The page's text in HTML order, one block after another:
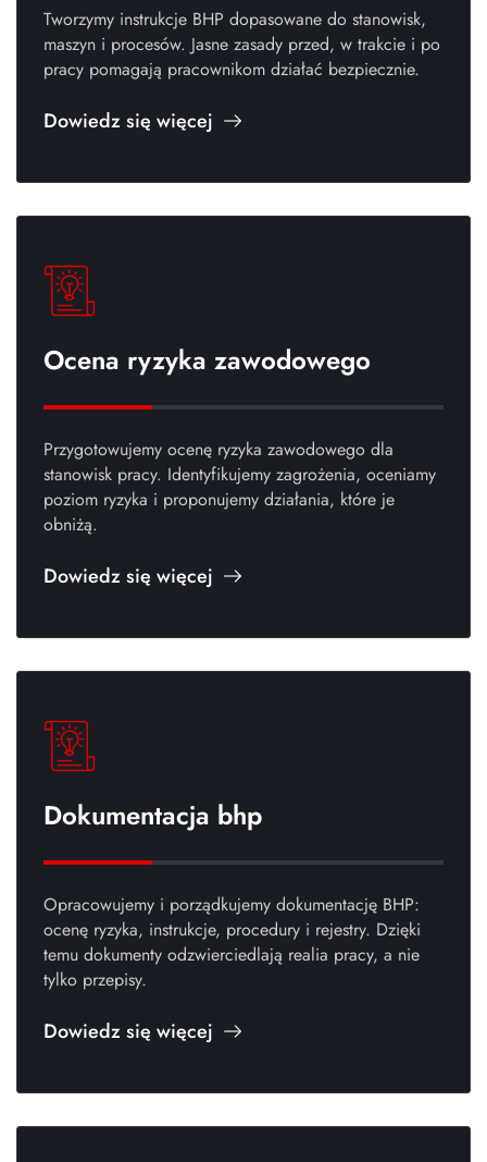
Tworzymy instrukcje BHP dopasowane do stanowisk,
maszyn i procesów. Jasne zasady przed, w trakcie i po
pracy pomagają pracownikom działać bezpiecznie.
Dowiedz się więcej
Ocena ryzyka zawodowego
Przygotowujemy ocenę ryzyka zawodowego dla
stanowisk pracy. Identyfikujemy zagrożenia, oceniamy
poziom ryzyka i proponujemy działania, które je
obniżą.
Dowiedz się więcej
Dokumentacja bhp
Opracowujemy i porządkujemy dokumentację BHP:
ocenę ryzyka, instrukcje, procedury i rejestry. Dzięki
temu dokumenty odzwierciedlają realia pracy, a nie
tylko przepisy.
Dowiedz się więcej